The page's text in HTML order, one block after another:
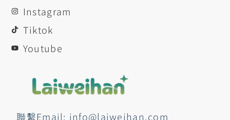
聯繫Email: info@laiweihan.com
Instagram
Tiktok
Youtube